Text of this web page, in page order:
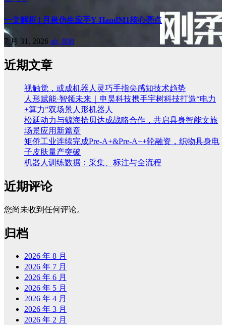
一文解析 l 月泉仿生应手Y-HandM1核心亮点
7 月 31, 2026 ab, 808
近期文章
视触觉，或成机器人灵巧手指尖感知技术趋势
人形赋能·智领未来｜申昊科技携手宇树科技打造“电力
+算力”双场景人形机器人
松延动力与鲸海拾贝达成战略合作，共启具身智能文旅
场景应用新篇章
矩侨工业连续完成Pre-A+&Pre-A++轮融资，织物具身电
子皮肤量产突破
机器人训练数据：采集、标注与全流程
近期评论
您尚未收到任何评论。
归档
2026 年 8 月
2026 年 7 月
2026 年 6 月
2026 年 5 月
2026 年 4 月
2026 年 3 月
2026 年 2 月